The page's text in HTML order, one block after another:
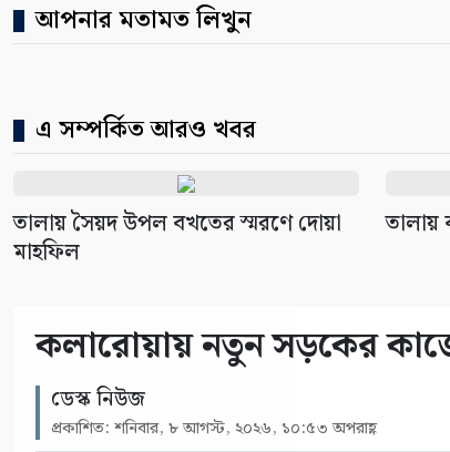
আপনার মতামত লিখুন
এ সম্পর্কিত আরও খবর
তালায় সৈয়দ উপল বখতের স্মরণে দোয়া
মাহফিল
তালায়
কলারোয়ায় নতুন সড়কের
ডেস্ক নিউজ
প্রকাশিত: শনিবার, ৮ আগস্ট, ২০২৬, ১০:৫৩ অপরাহ্ণ